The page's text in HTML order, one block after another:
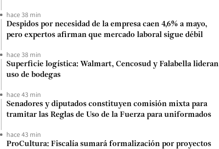
hace 38 min
Despidos por necesidad de la empresa caen 4,6% a mayo,
pero expertos afirman que mercado laboral sigue débil
hace 38 min
Superficie logística: Walmart, Cencosud y Falabella lideran
uso de bodegas
hace 43 min
Senadores y diputados constituyen comisión mixta para
tramitar las Reglas de Uso de la Fuerza para uniformados
hace 43 min
ProCultura: Fiscalía sumará formalización por proyectos